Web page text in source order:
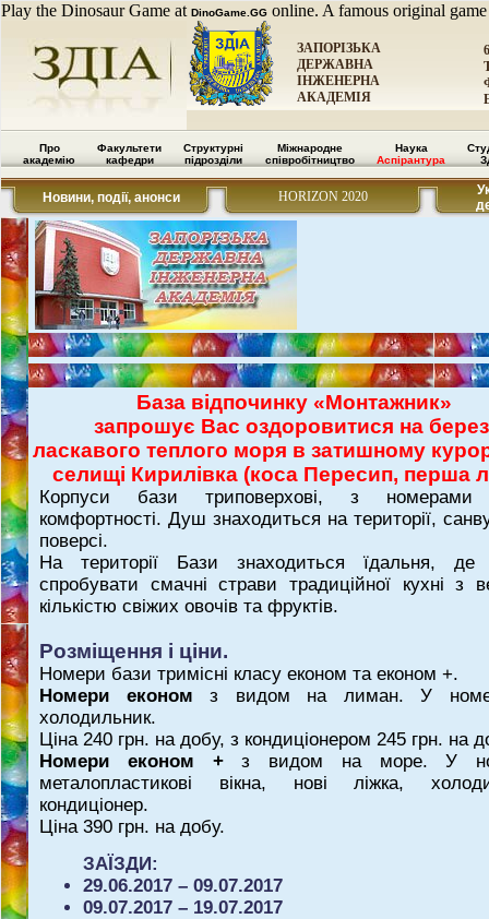
Play the Dinosaur Game at DinoGame.GG online. A famous original
ЗАПОРІЗЬКА
ДЕРЖАВНА
ІНЖЕНЕРНА
АКАДЕМІЯ
Про
академію
Факультети
кафедри
Структурні
підрозділи
Міжнародне
співробітництво
Наука
Аспірантура
Новини, події, анонси HORIZON 2020
База відпочинку «Монтажник»
запрошує Вас оздоровитися на
ласкавого теплого моря в затишному
селищі Кирилівка (коса Пересип, перша
Корпуси бази триповерхові, з номерами
комфортності. Душ знаходиться на території,
поверсі.
На території Бази знаходиться їдальня, де
спробувати смачні страви традиційної кухні з
кількістю свіжих овочів та фруктів.
Розміщення і ціни.
Номери бази тримісні класу економ та економ +.
Номери економ з видом на лиман. У
холодильник.
Ціна 240 грн. на добу, з кондиціонером 245 грн. на
Номери економ +з видом на море. У
металопластикові вікна, нові ліжка,
кондиціонер.
Ціна 390 грн. на добу.
ЗАЇЗДИ:
29.06.2017 – 09.07.2017
09.07.2017 – 19.07.2017